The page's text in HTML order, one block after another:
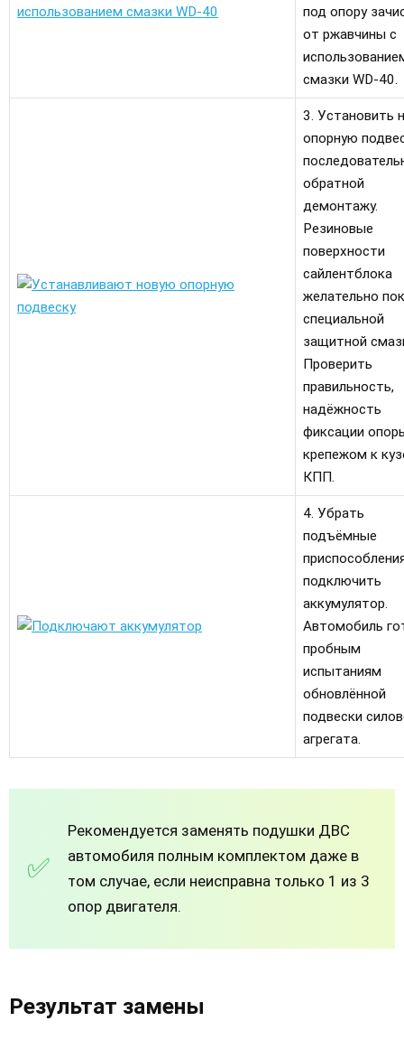
под опору
от ржавчины с
смазки WD-40.
3. Установить
опорную
обратной
демонтажу.
Резиновые
поверхности
сайлентблока
желательно
специальной
защитной
Проверить
правильность,
надёжность
фиксации
крепежом к
КПП.
4. Убрать
подъёмные
подключить
аккумулятор.
Автомобиль
пробным
испытаниям
обновлённой
подвески
агрегата.
Рекомендуется заменять подушки ДВС
автомобиля полным комплектом даже в
том случае, если неисправна только 1 из 3
опор двигателя.
Результат замены